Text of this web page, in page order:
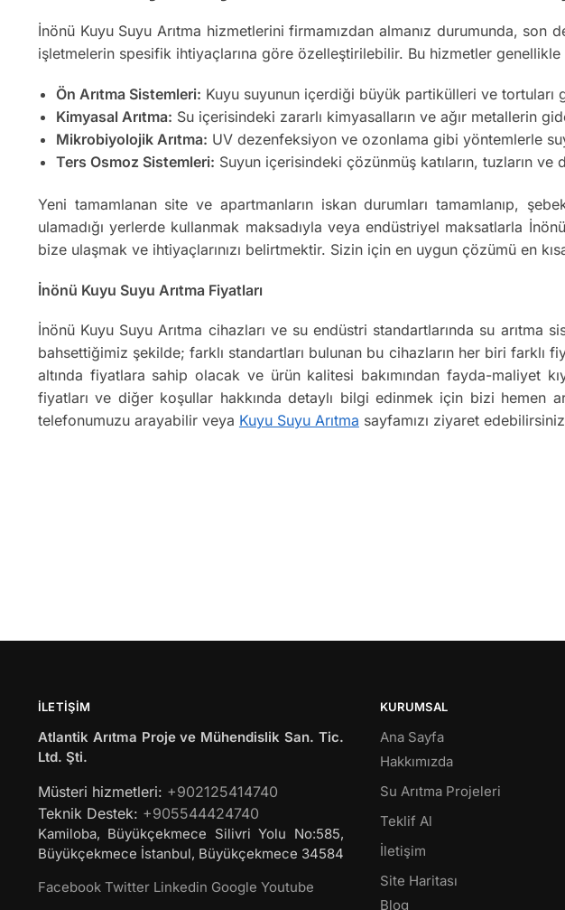
İnönü Kuyu Suyu Arıtma hizmetlerini firmamızdan almanız durumunda,
işletmelerin spesifik ihtiyaçlarına göre özelleştirilebilir. Bu hizmetler
Ön Arıtma Sistemleri: Kuyu suyunun içerdiği büyük partikülleri ve tortuları
Kimyasal Arıtma: Su içerisindeki zararlı kimyasalların ve ağır metallerin
Mikrobiyolojik Arıtma: UV dezenfeksiyon ve ozonlama gibi yöntemlerle
Ters Osmoz Sistemleri: Suyun içerisindeki çözünmüş katıların, tuzların
Yeni tamamlanan site ve apartmanların iskan durumları tamamlanıp,
ulamadığı yerlerde kullanmak maksadıyla veya endüstriyel maksatlarla
bize ulaşmak ve ihtiyaçlarınızı belirtmektir. Sizin için en uygun çözümü en
İnönü Kuyu Suyu Arıtma Fiyatları
İnönü Kuyu Suyu Arıtma cihazları ve su endüstri standartlarında su
bahsettiğimiz şekilde; farklı standartları bulunan bu cihazların her biri farklı
altında fiyatlara sahip olacak ve ürün kalitesi bakımından fayda-maliyet
fiyatları ve diğer koşullar hakkında detaylı bilgi edinmek için bizi hemen
telefonumuzu arayabilir veya Kuyu Suyu Arıtma sayfamızı ziyaret
İLETIŞIM
Atlantik Arıtma Proje ve Mühendislik San. Tic.
Ltd. Şti.
Müsteri hizmetleri: +902125414740
Teknik Destek: +905544424740
Kamiloba, Büyükçekmece Silivri Yolu No:585,
Büyükçekmece İstanbul, Büyükçekmece 34584
Facebook Twitter Linkedin Google Youtube
KURUMSAL
Ana Sayfa
Hakkımızda
Su Arıtma Projeleri
Teklif Al
İletişim
Site Haritası
Blog